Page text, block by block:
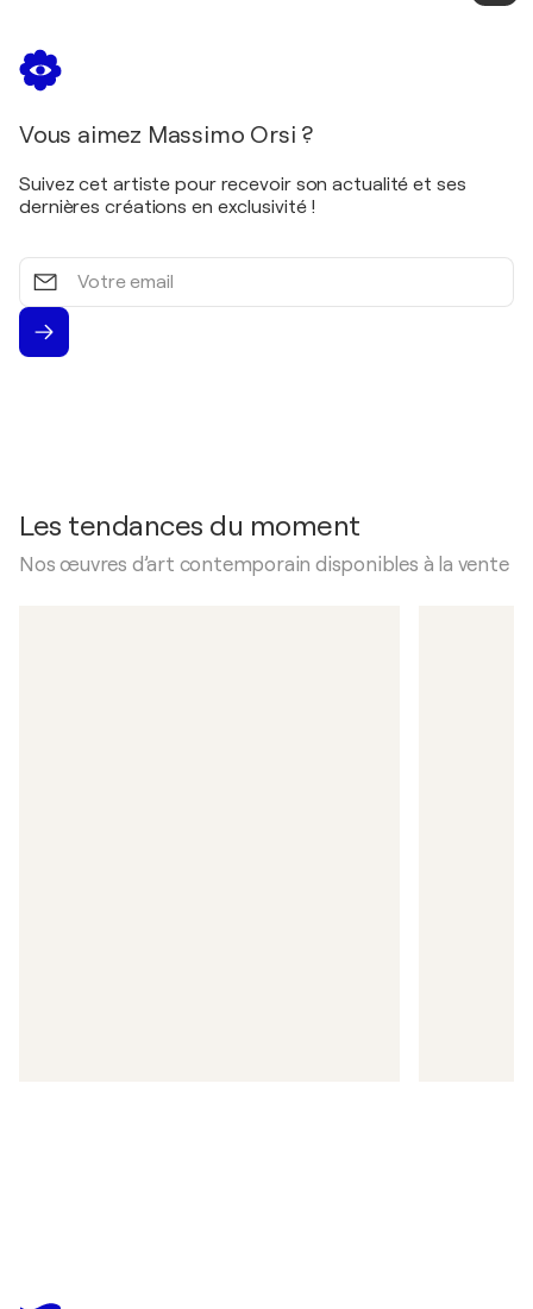
Vous aimez Massimo Orsi ?
Suivez cet artiste pour recevoir son actualité et ses
dernières créations en exclusivité !
Votre
email
Les tendances du moment
Nos œuvres d’art contemporain disponibles à la vente